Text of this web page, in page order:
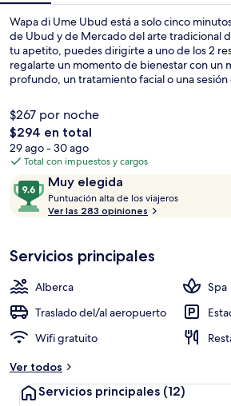
Wapa di Ume Ubud está a solo cinco
de Ubud y de Mercado del arte tradicional
tu apetito, puedes dirigirte a uno de los 2
regalarte un momento de bienestar con un
profundo, un tratamiento facial o una
sus 2 albercas al aire libre, su sala de fitness
otros visitantes les encanta el personal
$267 por noche
El
precio
total
de
$294
$294 en total
29 ago - 30 ago
Total con impuestos y cargos
OpinionesMuy elegida
9.6
de
10,
elegida
Puntuación alta de los viajeros
c
ó
t
a
Ver las 283 opiniones
Servicios principales
Alberca
Spa
Traslado del/al aeropuerto
Wifi gratuito
Ver todos
Servicios principales (12)